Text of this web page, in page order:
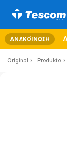
ΑΝΑΚΟΊΝΩΣΗ
Original Produkte